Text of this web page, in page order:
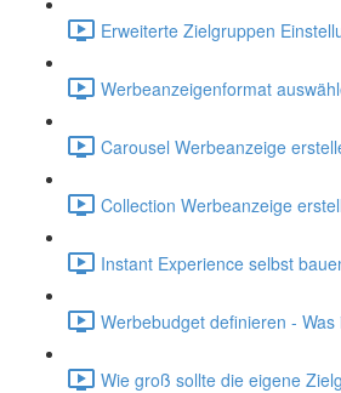
Erweiterte Zielgruppen
Werbeanzeigenformat
Carousel Werbeanzeige
Collection Werbeanzeige
Instant Experience selbst
Werbebudget definieren -
Wie groß sollte die eigene